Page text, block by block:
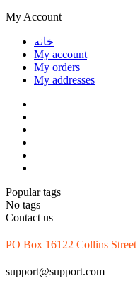
My Account
خانه
My account
My orders
My addresses
Popular tags
No tags
Contact us
PO Box 16122 Collins
support@support.com